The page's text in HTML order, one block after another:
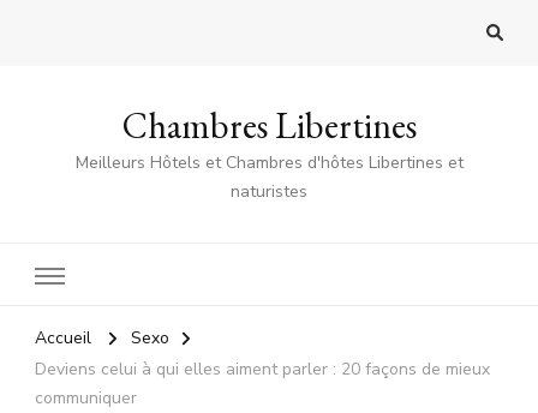
Chambres Libertines
Meilleurs Hôtels et Chambres d'hôtes Libertines et
naturistes
Accueil
Sexo
Deviens celui à qui elles aiment parler : 20 façons de mieux
communiquer